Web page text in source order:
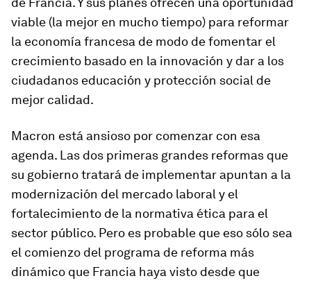
viable (la mejor en mucho tiempo) para reformar
la economía francesa de modo de fomentar el
crecimiento basado en la innovación y dar a los
ciudadanos educación y protección social de
mejor calidad.
Macron está ansioso por comenzar con esa
agenda. Las dos primeras grandes reformas que
su gobierno tratará de implementar apuntan a la
modernización del mercado laboral y el
fortalecimiento de la normativa ética para el
sector público. Pero es probable que eso sólo sea
el comienzo del programa de reforma más
dinámico que Francia haya visto desde que